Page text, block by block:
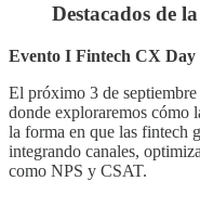
Destacados de
Evento I Fintech CX Day
El próximo 3 de
donde exploraremos cómo
la forma en que las fintech
integrando canales,
como NPS y CSAT.